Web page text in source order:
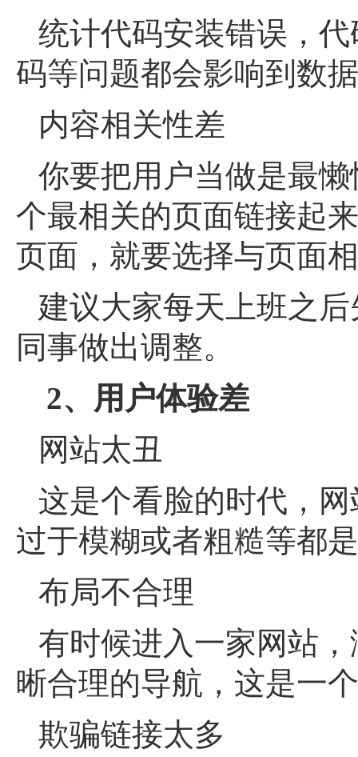
统计代码安装错误，
码等问题都会影响到数
内容相关性差
你要把用户当做是最
个最相关的页面链接起
页面，就要选择与页面
建议大家每天上班之
同事做出调整。
2、用户体验差
网站太丑
这是个看脸的时代，
过于模糊或者粗糙等都
布局不合理
有时候进入一家网站
晰合理的导航，这是一
欺骗链接太多